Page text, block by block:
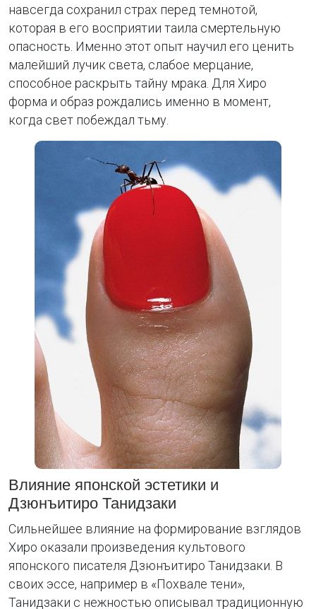
навсегда сохранил страх перед темнотой,
которая в его восприятии таила смертельную
опасность. Именно этот опыт научил его ценить
малейший лучик света, слабое мерцание,
способное раскрыть тайну мрака. Для Хиро
форма и образ рождались именно в момент,
когда свет побеждал тьму.
Влияние японской эстетики и
Дзюнъитиро Танидзаки
Сильнейшее влияние на формирование взглядов
Хиро оказали произведения культового
японского писателя Дзюнъитиро Танидзаки. В
своих эссе, например в «Похвале тени»,
Танидзаки с нежностью описывал традиционную